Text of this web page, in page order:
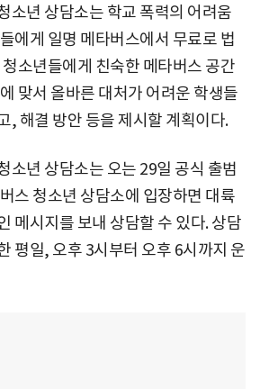
소년 상담소는 학교 폭력의 어려움
에게 일명 메타버스에서 무료로 법
소년들에게 친숙한 메타버스 공간
맞서 올바른 대처가 어려운 학생들
, 해결 방안 등을 제시할 계획이다.
소년 상담소는 오는 29일 공식 출범
스 청소년 상담소에 입장하면 대륙
메시지를 보내 상담할 수 있다. 상담
평일, 오후 3시부터 오후 6시까지 운